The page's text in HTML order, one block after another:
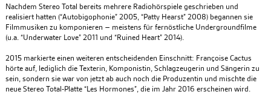
Nachdem Stereo Total bereits mehrere Radiohörspiele geschrieben und
realisiert hatten (“Autobigophonie” 2005, “Patty Hearst” 2008) begannen sie
Filmmusiken zu komponieren – meistens für fernöstliche Undergroundfilme
(u.a. “Underwater Love” 2011 und “Ruined Heart” 2014).
2015 markierte einen weiteren entscheidenden Einschnitt: Françoise Cactus
hörte auf, lediglich die Texterin, Komponistin, Schlagzeugerin und Sängerin zu
sein, sondern sie war von jetzt ab auch noch die Produzentin und mischte die
neue Stereo Total-Platte “Les Hormones”, die im Jahr 2016 erscheinen wird.